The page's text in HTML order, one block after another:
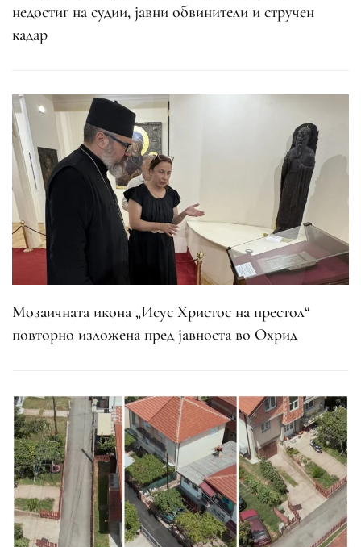
недостиг на судии, јавни обвинители и стручен
кадар
Мозаичната икона „Исус Христос на престол“
повторно изложена пред јавноста во Охрид